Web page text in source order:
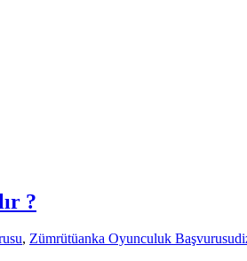
?
, Zümrütüanka Oyunculuk Başvurusu